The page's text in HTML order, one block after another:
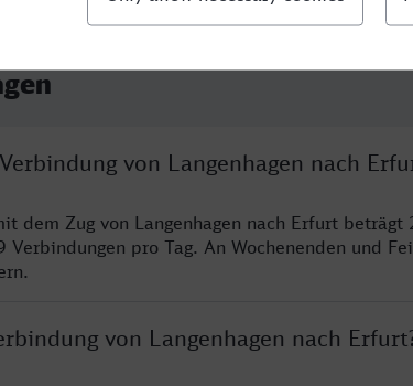
von Langenhagen nach
dem Zug von Langenhagen nach Erfurt beträgt
pro Tag. An Wochenenden und
von Langenhagen nach